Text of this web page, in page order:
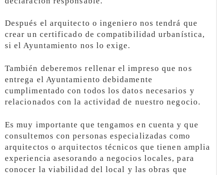
Después el arquitecto o ingeniero nos tendrá que
crear un certificado de compatibilidad urbanística,
si el Ayuntamiento nos lo exige.
También deberemos rellenar el impreso que nos
entrega el Ayuntamiento debidamente
cumplimentado con todos los datos necesarios y
relacionados con la actividad de nuestro negocio.
Es muy importante que tengamos en cuenta y que
consultemos con personas especializadas como
arquitectos o arquitectos técnicos que tienen amplia
experiencia asesorando a negocios locales, para
conocer la viabilidad del local y las obras que